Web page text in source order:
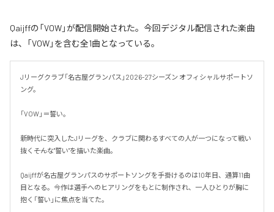
Qaijffの「VOW」が配信開始された。今回デジタル配信された楽曲
は、「VOW」を含む全1曲となっている。
Jリーグクラブ「名古屋グランパス」2026-27シーズン オフィシャルサポートソ
ング。
「VOW」＝誓い。
新時代に突入したJリーグを、クラブに関わるすべての人が一つになって戦い
抜く――そんな"誓い"を描いた楽曲。
Qaijffが名古屋グランパスのサポートソングを手掛けるのは10年目、通算11曲
目となる。今作は選手へのヒアリングをもとに制作され、一人ひとりが胸に
抱く「誓い」に焦点を当てた。